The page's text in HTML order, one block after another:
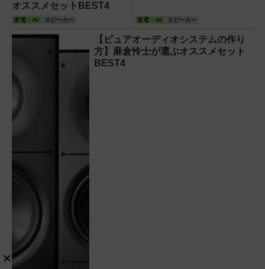
オススメセットBEST4
家電・AV スピーカー 家電・AV スピーカー
【ピュアオーディオシステムの作り
方】麻倉怜士が選ぶオススメセット
BEST4